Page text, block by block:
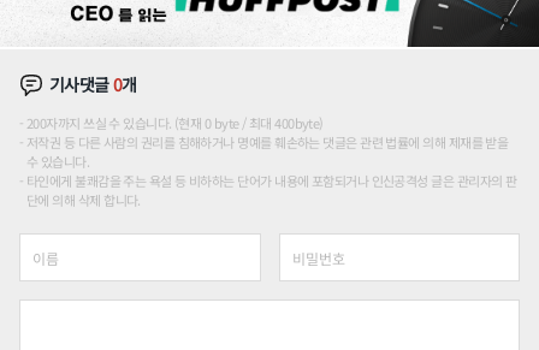
기사댓글0개
200자까지 쓰실 수 있습니다. (현재 0 byte / 최대 400byte)
저작권 등 다른 사람의 권리를 침해하거나 명예를 훼손하는 댓글은 관련 법률에 의해 제재를 받을
수 있습니다.
타인에게 불쾌감을 주는 욕설 등 비하하는 단어가 내용에 포함되거나 인신공격성 글은 관리자의 판
단에 의해 삭제 합니다.